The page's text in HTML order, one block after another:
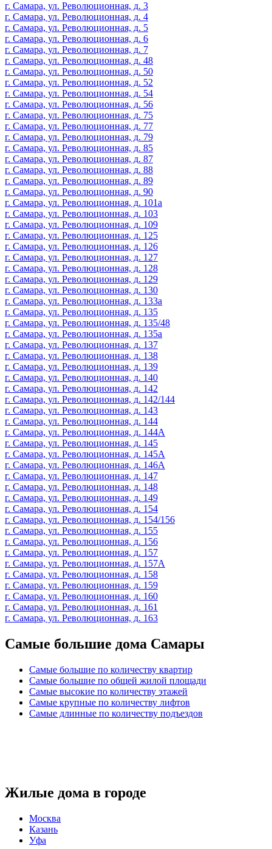
г. Самара, ул. Революционная, д. 3
г. Самара, ул. Революционная, д. 4
г. Самара, ул. Революционная, д. 5
г. Самара, ул. Революционная, д. 6
г. Самара, ул. Революционная, д. 7
г. Самара, ул. Революционная, д. 48
г. Самара, ул. Революционная, д. 50
г. Самара, ул. Революционная, д. 52
г. Самара, ул. Революционная, д. 54
г. Самара, ул. Революционная, д. 56
г. Самара, ул. Революционная, д. 75
г. Самара, ул. Революционная, д. 77
г. Самара, ул. Революционная, д. 79
г. Самара, ул. Революционная, д. 85
г. Самара, ул. Революционная, д. 87
г. Самара, ул. Революционная, д. 88
г. Самара, ул. Революционная, д. 89
г. Самара, ул. Революционная, д. 90
г. Самара, ул. Революционная, д. 101а
г. Самара, ул. Революционная, д. 103
г. Самара, ул. Революционная, д. 109
г. Самара, ул. Революционная, д. 125
г. Самара, ул. Революционная, д. 126
г. Самара, ул. Революционная, д. 127
г. Самара, ул. Революционная, д. 128
г. Самара, ул. Революционная, д. 129
г. Самара, ул. Революционная, д. 130
г. Самара, ул. Революционная, д. 133а
г. Самара, ул. Революционная, д. 135
г. Самара, ул. Революционная, д. 135/48
г. Самара, ул. Революционная, д. 135а
г. Самара, ул. Революционная, д. 137
г. Самара, ул. Революционная, д. 138
г. Самара, ул. Революционная, д. 139
г. Самара, ул. Революционная, д. 140
г. Самара, ул. Революционная, д. 142
г. Самара, ул. Революционная, д. 142/144
г. Самара, ул. Революционная, д. 143
г. Самара, ул. Революционная, д. 144
г. Самара, ул. Революционная, д. 144А
г. Самара, ул. Революционная, д. 145
г. Самара, ул. Революционная, д. 145А
г. Самара, ул. Революционная, д. 146А
г. Самара, ул. Революционная, д. 147
г. Самара, ул. Революционная, д. 148
г. Самара, ул. Революционная, д. 149
г. Самара, ул. Революционная, д. 154
г. Самара, ул. Революционная, д. 154/156
г. Самара, ул. Революционная, д. 155
г. Самара, ул. Революционная, д. 156
г. Самара, ул. Революционная, д. 157
г. Самара, ул. Революционная, д. 157А
г. Самара, ул. Революционная, д. 158
г. Самара, ул. Революционная, д. 159
г. Самара, ул. Революционная, д. 160
г. Самара, ул. Революционная, д. 161
г. Самара, ул. Революционная, д. 163
Самые большие дома Самары
Самые большие по количеству квартир
Самые большие по общей жилой площади
Самые высокие по количеству этажей
Самые крупные по количеству лифтов
Самые длинные по количеству подъездов
Жилые дома в городе
Москва
Казань
Уфа